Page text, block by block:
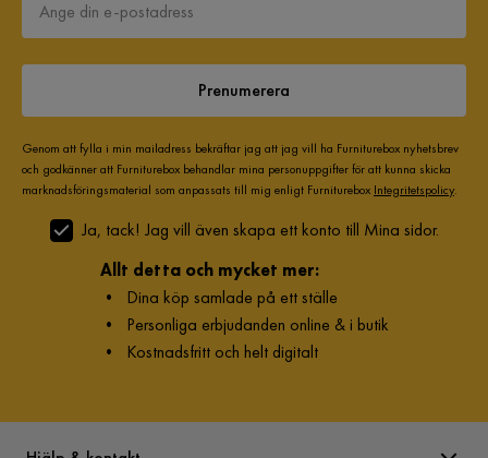
Prenumerera
Genom att fylla i min mailadress bekräftar jag att jag vill ha Furniturebox nyhetsbrev
och godkänner att Furniturebox behandlar mina personuppgifter för att kunna skicka
marknadsföringsmaterial som anpassats till mig enligt Furniturebox Integritetspolicy.
Ja, tack! Jag vill även skapa ett konto till Mina sidor.
Allt detta och mycket mer:
• Dina köp samlade på ett ställe
• Personliga erbjudanden online & i butik
• Kostnadsfritt och helt digitalt